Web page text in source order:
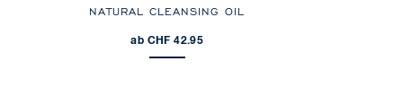
NATURAL CLEANSING OIL
ab CHF 42.95